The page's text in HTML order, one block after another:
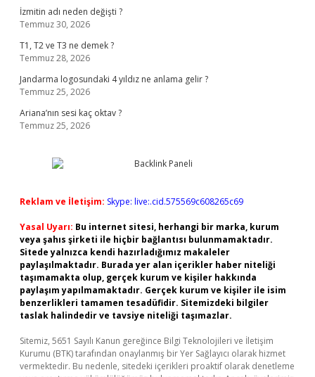
İzmitin adı neden değişti ?
Temmuz 30, 2026
T1, T2 ve T3 ne demek ?
Temmuz 28, 2026
Jandarma logosundaki 4 yıldız ne anlama gelir ?
Temmuz 25, 2026
Ariana’nın sesi kaç oktav ?
Temmuz 25, 2026
Reklam ve İletişim: Skype: live:.cid.575569c608265c69
Yasal Uyarı: Bu internet sitesi, herhangi bir marka, kurum
veya şahıs şirketi ile hiçbir bağlantısı bulunmamaktadır.
Sitede yalnızca kendi hazırladığımız makaleler
paylaşılmaktadır. Burada yer alan içerikler haber niteliği
taşımamakta olup, gerçek kurum ve kişiler hakkında
paylaşım yapılmamaktadır. Gerçek kurum ve kişiler ile isim
benzerlikleri tamamen tesadüfidir. Sitemizdeki bilgiler
taslak halindedir ve tavsiye niteliği taşımazlar.
Sitemiz, 5651 Sayılı Kanun gereğince Bilgi Teknolojileri ve İletişim
Kurumu (BTK) tarafından onaylanmış bir Yer Sağlayıcı olarak hizmet
vermektedir. Bu nedenle, sitedeki içerikleri proaktif olarak denetleme